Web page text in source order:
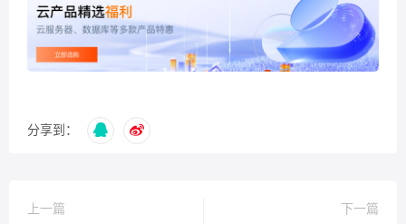
分享到：
上一篇
下一篇